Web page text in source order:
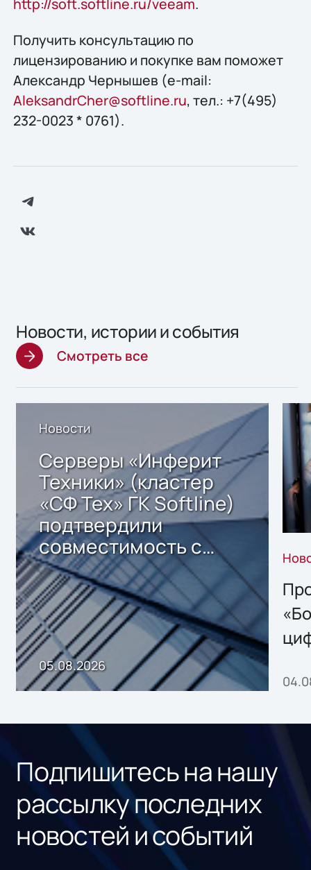
http://soft.softline.ru/veeam.
Получить конcультацию по
лицензированию и покупке вам поможет
Александр Чернышев (e-mail:
AleksandrCher@softline.ru, тел.: +7(495)
232-0023 * 0761).
Новости, истории и события
Смотреть все
Новости
Серверы «Инферит
Техники» (кластер
«СФ Тех» ГК Softline)
подтвердили
совместимость с
решением Sharx
Storage 2.x для
хранения данных
05.08.2026
Подпишитесь на нашу
рассылку последних
новостей и событий